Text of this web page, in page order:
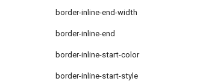
border-inline-end-width
border-inline-end
border-inline-start-color
border-inline-start-style